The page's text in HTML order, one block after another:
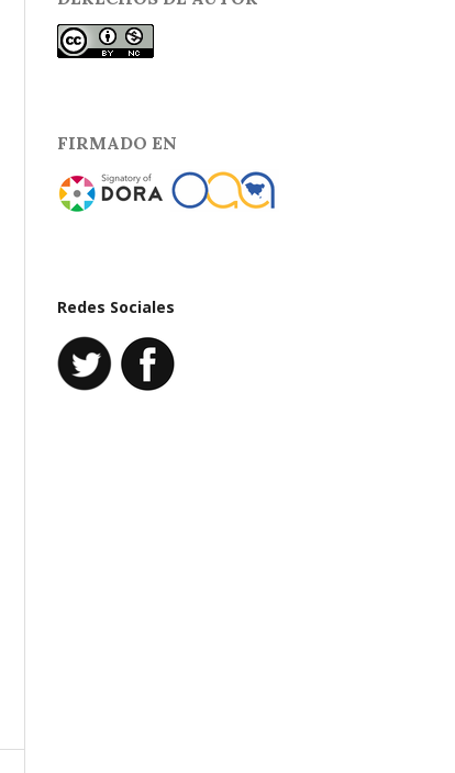
FIRMADO EN
Redes Sociales